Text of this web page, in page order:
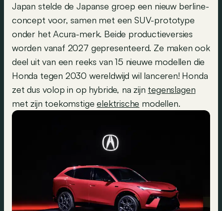
Japan stelde de Japanse groep een nieuw berline-
concept voor, samen met een SUV-prototype
onder het Acura-merk. Beide productieversies
worden vanaf 2027 gepresenteerd. Ze maken ook
deel uit van een reeks van 15 nieuwe modellen die
Honda tegen 2030 wereldwijd wil lanceren! Honda
zet dus volop in op hybride, na zijn tegenslagen
met zijn toekomstigeelektrische modellen.